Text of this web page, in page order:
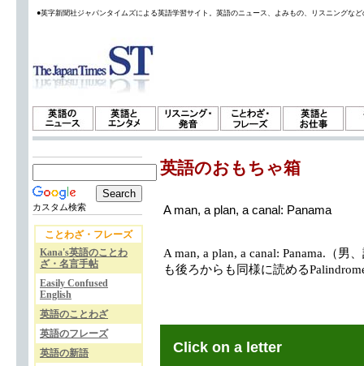
●英字新聞社ジャパンタイムズによる英語学習サイト。英語のニュース、よみもの、リスニングな
カスタム検索
ことわざ・フレーズ
Kana's英語のことわ
ざ・名言手帖
Easily Confused
English
英語のことわざ
英語のフレーズ
英語の新語
英語のおもちゃ箱
A man, a plan, a canal: Panama
A man, a plan, a canal: Panama.（
も後ろからも同様に読める
Click on a letter